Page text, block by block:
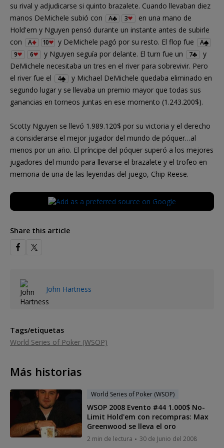
su rival y adjudicarse si quinto brazalete. Cuando llevaban diez
manos DeMichele subió con
A 3
en una mano de
Hold'em y Nguyen pensó durante un instante antes de subirle
con
A 10 y DeMichele pagó por su resto. El flop fue
A
9
6 y Nguyen seguía por delante. El turn fue un 7
y
DeMichele necesitaba un tres en el river para sobrevivir. Pero
el river fue el
4
y Michael DeMichele quedaba eliminado en
segundo lugar y se llevaba un premio mayor que todas sus
ganancias en torneos juntas en ese momento (1.243.200$).
Scotty Nguyen se llevó 1.989.120$ por su victoria y el derecho
a considerarse el mejor jugador del mundo de póquer…al
menos por un año. El príncipe del póquer superó a los mejores
jugadores del mundo para llevarse el brazalete y el trofeo en
memoria de una de las leyendas del juego, Chip Reese.
Share this article
John Hartness
Tags/etiquetas
World Series of Poker (WSOP)
Más historias
World Series of Poker (WSOP)
WSOP 2008 Evento #44 1.000$ No-
Limit Hold'em con recompras: Max
Greenwood se lleva el oro
2 min de lectura 30 de Junio del 2008